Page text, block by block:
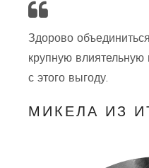
Здорово
крупную влиятельную
с этого выгоду.
МИКЕЛА ИЗ